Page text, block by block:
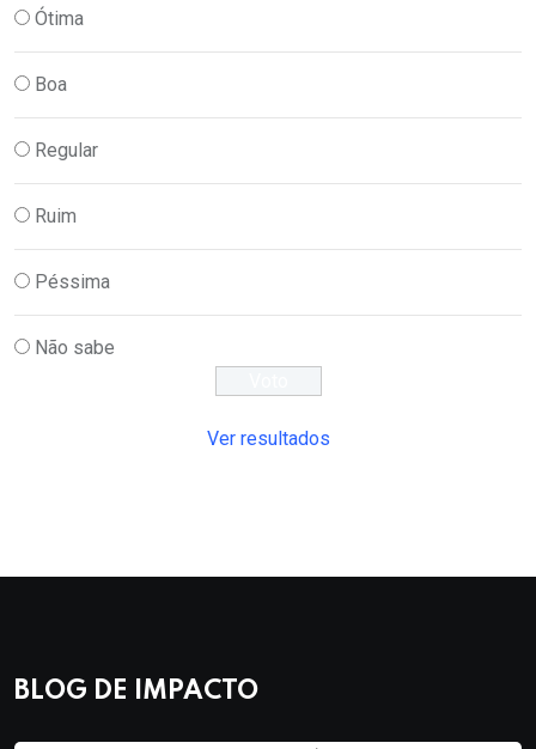
Ótima
Boa
Regular
Ruim
Péssima
Não sabe
Ver resultados
BLOG DE IMPACTO